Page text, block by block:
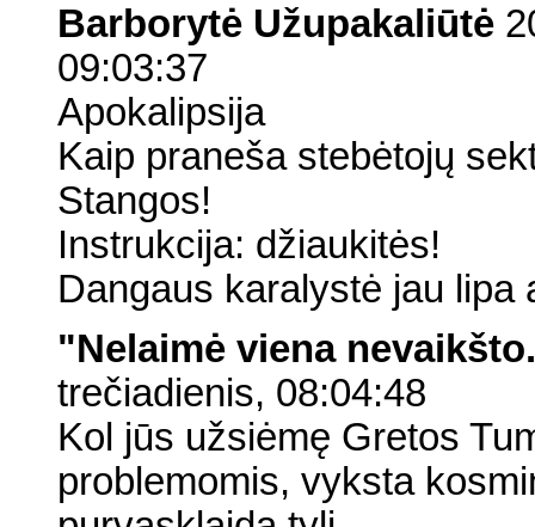
Barborytė Užupakaliūtė
09:03:37
Apokalipsija
Kaip praneša stebėtojų
Stangos!
Instrukcija: džiaukitės!
Dangaus karalystė jau lipa
"Nelaimė viena
trečiadienis, 08:04:48
Kol jūs užsiėmę Gretos
problemomis, vyksta